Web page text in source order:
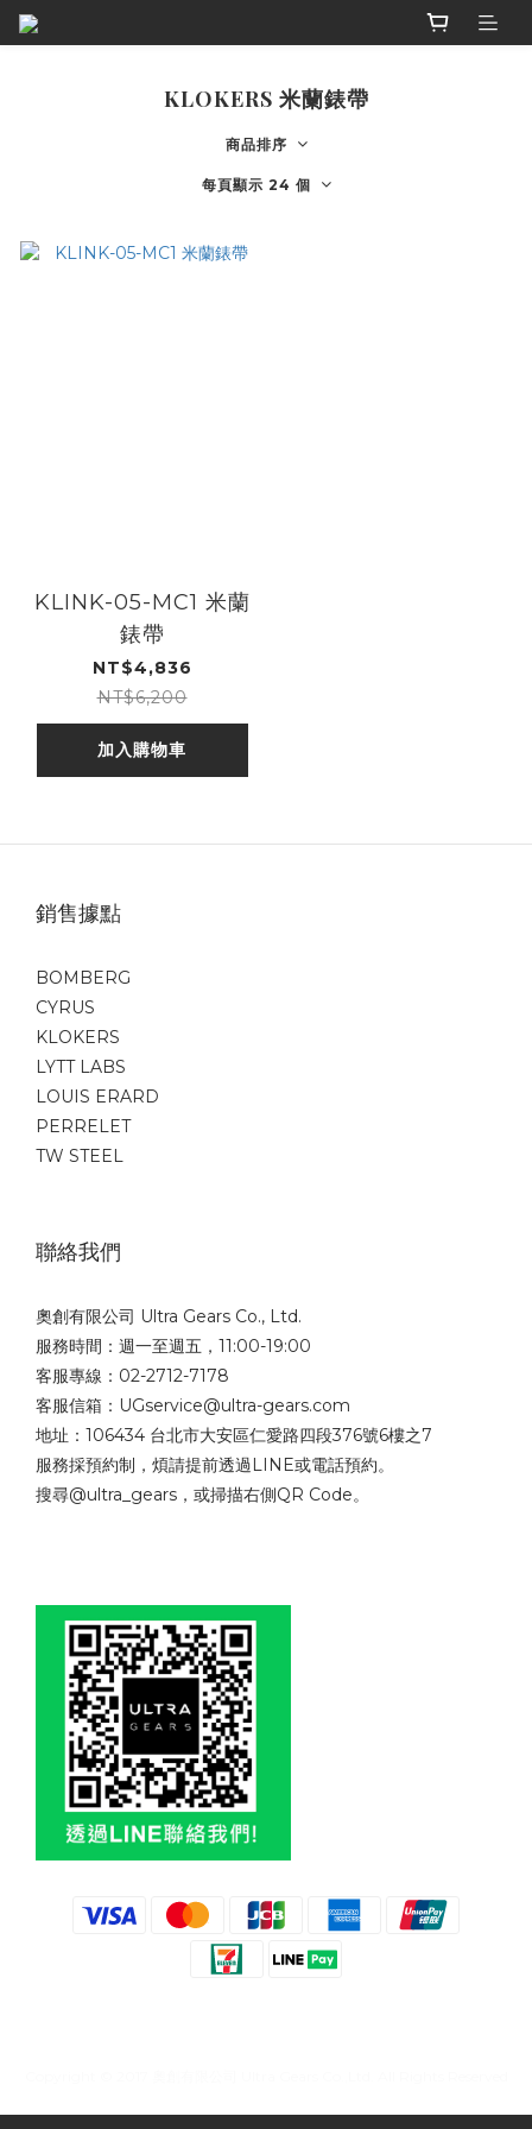
KLOKERS 米蘭錶帶
商品排序
每頁顯示 24 個
KLINK-05-MC1 米蘭
錶帶
NT$4,836
NT$6,200
加入購物車
銷售據點
BOMBERG
CYRUS
KLOKERS
LYTT LABS
LOUIS ERARD
PERRELET
TW STEEL
聯絡我們
奧創有限公司 Ultra Gears Co., Ltd.
服務時間：週一至週五，11:00-19:00
客服專線：02-2712-7178
客服信箱：UGservice@ultra-gears.com
地址：106434 台北市大安區仁愛路四段376號6樓之7
服務採預約制，煩請提前透過LINE或電話預約。
搜尋@ultra_gears，或掃描右側QR Code。